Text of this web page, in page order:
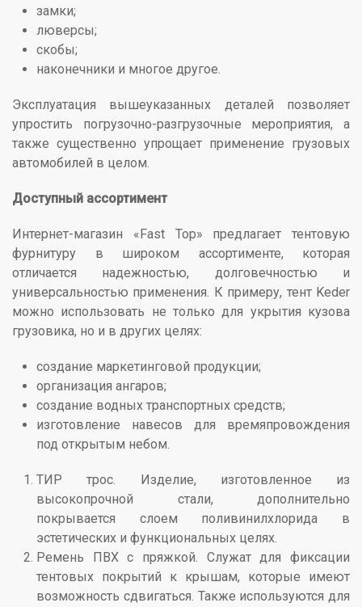
замки;
люверсы;
скобы;
наконечники и многое другое.
Эксплуатация вышеуказанных деталей позволяет
упростить погрузочно-разгрузочные мероприятия, а
также существенно упрощает применение грузовых
автомобилей в целом.
Доступный ассортимент
Интернет-магазин «Fast Top» предлагает тентовую
фурнитуру в широком ассортименте, которая
отличается надежностью, долговечностью и
универсальностью применения. К примеру, тент Keder
можно использовать не только для укрытия кузова
грузовика, но и в других целях:
создание маркетинговой продукции;
организация ангаров;
создание водных транспортных средств;
изготовление навесов для времяпровождения
под открытым небом.
ТИР трос. Изделие, изготовленное из
высокопрочной стали, дополнительно
покрывается слоем поливинилхлорида в
эстетических и функциональных целях.
Ремень ПВХ с пряжкой. Служат для фиксации
тентовых покрытий к крышам, которые имеют
возможность сдвигаться. Также используются для